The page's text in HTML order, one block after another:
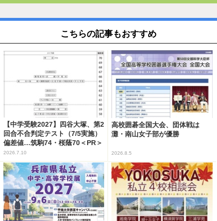
こちらの記事もおすすめ
【中学受験2027】四谷大塚、第2
回合不合判定テスト（7/5実施）
偏差値…筑駒74・桜蔭70＜PR＞
2026.7.10
高校囲碁全国大会、団体戦は
灘・南山女子部が優勝
2026.8.5